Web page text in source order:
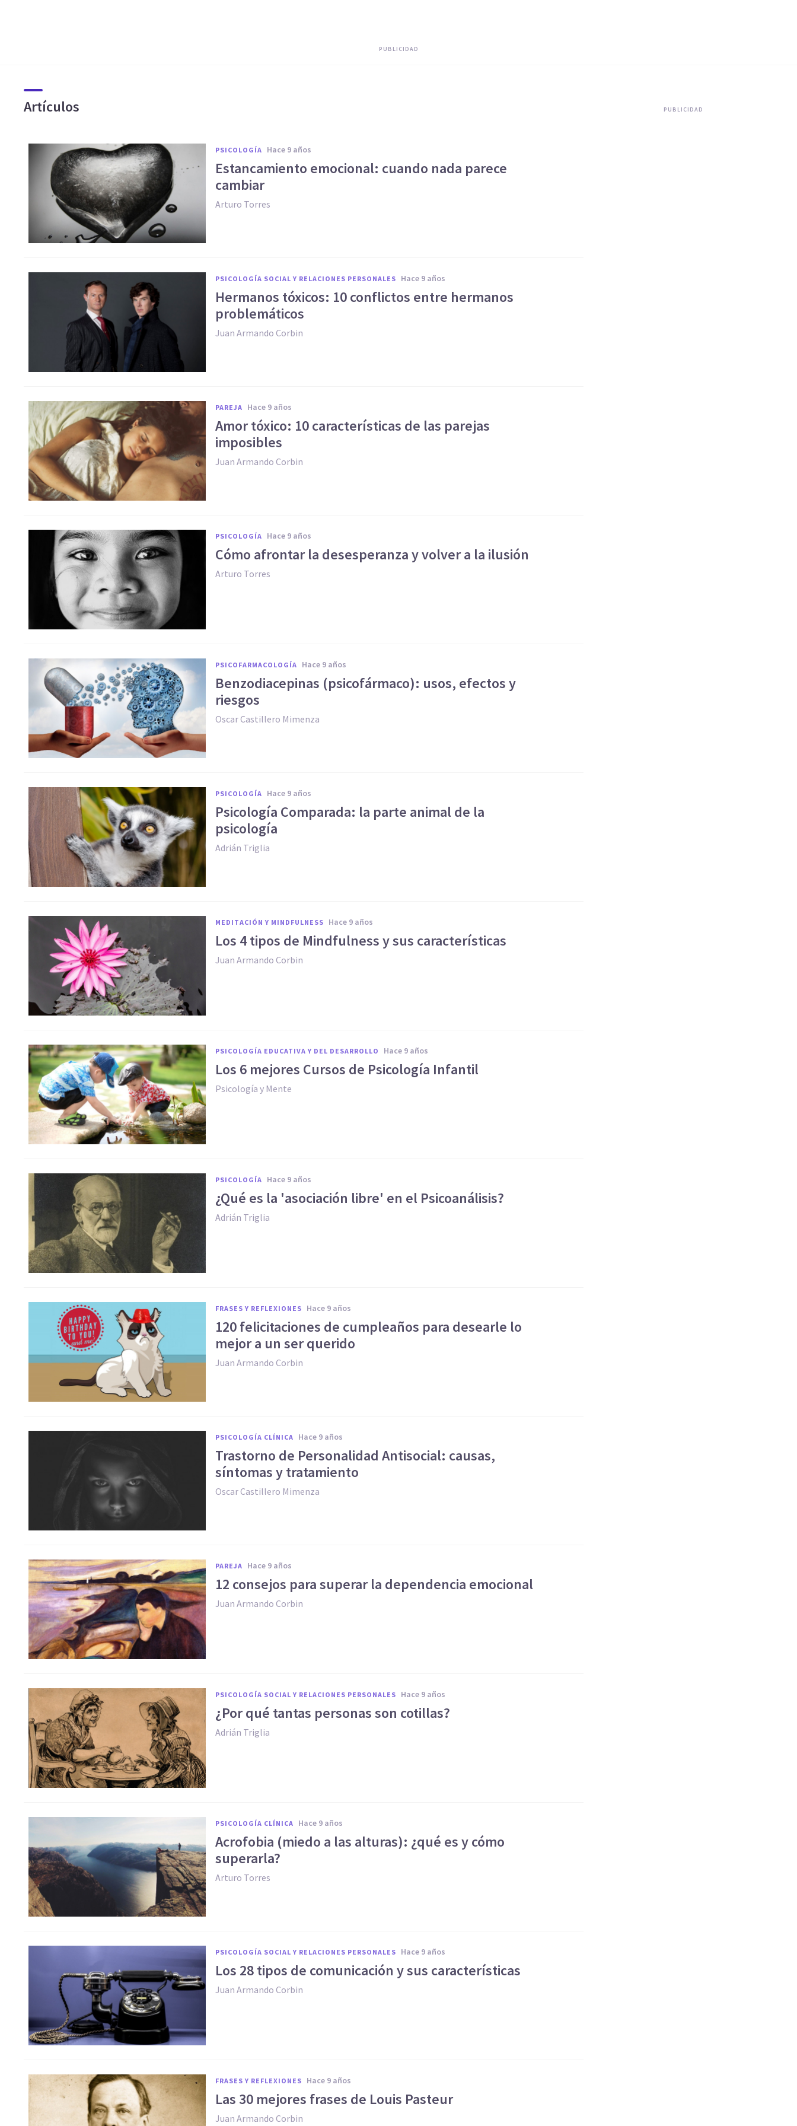
PUBLICIDAD
Artículos
PSICOLOGÍA hace 9 años
Estancamiento emocional: cuando nada parece
cambiar
Arturo Torres
PSICOLOGÍA SOCIAL Y RELACIONES PERSONALES hace 9 años
Hermanos tóxicos: 10 conflictos entre hermanos
problemáticos
Juan Armando Corbin
PAREJA hace 9 años
Amor tóxico: 10 características de las parejas
imposibles
Juan Armando Corbin
PSICOLOGÍA hace 9 años
Cómo afrontar la desesperanza y volver a la ilusión
Arturo Torres
PSICOFARMACOLOGÍA hace 9 años
​Benzodiacepinas (psicofármaco): usos, efectos y
riesgos
Oscar Castillero Mimenza
PSICOLOGÍA hace 9 años
Psicología Comparada: la parte animal de la
psicología
Adrián Triglia
MEDITACIÓN Y MINDFULNESS hace 9 años
Los 4 tipos de Mindfulness y sus características
Juan Armando Corbin
PSICOLOGÍA EDUCATIVA Y DEL DESARROLLO hace 9 años
Los 6 mejores Cursos de Psicología Infantil
Psicología y Mente
PSICOLOGÍA hace 9 años
¿Qué es la 'asociación libre' en el Psicoanálisis?
Adrián Triglia
FRASES Y REFLEXIONES hace 9 años
120 felicitaciones de cumpleaños para desearle lo
mejor a un ser querido
Juan Armando Corbin
PSICOLOGÍA CLÍNICA hace 9 años
Trastorno de Personalidad Antisocial: causas,
síntomas y tratamiento
Oscar Castillero Mimenza
PAREJA hace 9 años
12 consejos para superar la dependencia emocional
Juan Armando Corbin
PSICOLOGÍA SOCIAL Y RELACIONES PERSONALES hace 9 años
¿Por qué tantas personas son cotillas?
Adrián Triglia
PSICOLOGÍA CLÍNICA hace 9 años
Acrofobia (miedo a las alturas): ¿qué es y cómo
superarla?
Arturo Torres
PSICOLOGÍA SOCIAL Y RELACIONES PERSONALES hace 9 años
​Los 28 tipos de comunicación y sus características
Juan Armando Corbin
FRASES Y REFLEXIONES hace 9 años
Las 30 mejores frases de Louis Pasteur
Juan Armando Corbin
PUBLICIDAD